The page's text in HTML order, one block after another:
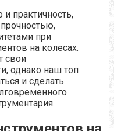
и практичность,
при
на колесах.
свои
однако наш топ
и сделать